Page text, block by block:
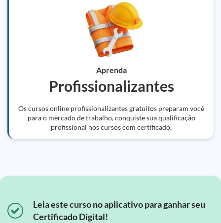
Aprenda
Profissionalizantes
Os cursos online profissionalizantes gratuitos preparam você
para o mercado de trabalho, conquiste sua qualificação
profissional nos cursos com certificado.
Leia este curso no aplicativo para ganhar seu
Certificado Digital!